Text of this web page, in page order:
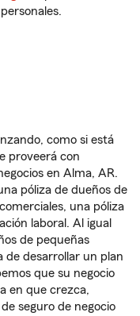
como si está
proveerá con
en Alma, AR.
póliza de dueños de
una póliza
laboral. Al igual
de pequeñas
de desarrollar un plan
que su negocio
en que crezca,
seguro de negocio